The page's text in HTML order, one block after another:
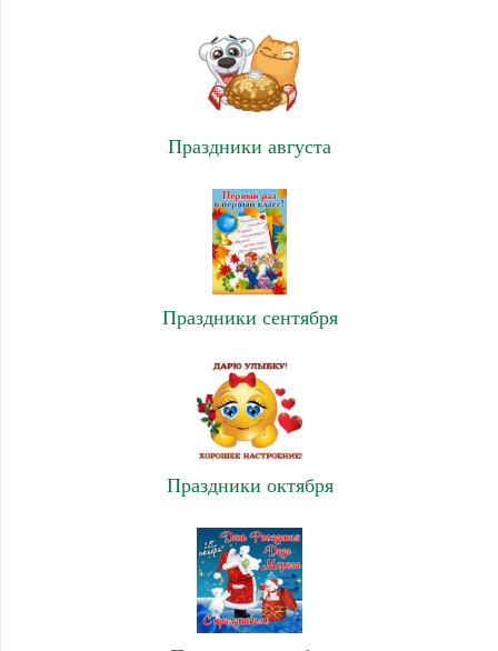
Праздники августа
Праздники сентября
Праздники октября